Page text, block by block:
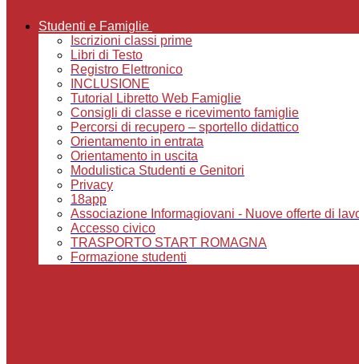
Studenti e Famiglie
Iscrizioni classi prime
Libri di Testo
Registro Elettronico
INCLUSIONE
Tutorial Libretto Web Famiglie
Consigli di classe e ricevimento famiglie
Percorsi di recupero – sportello didattico
Orientamento in entrata
Orientamento in uscita
Modulistica Studenti e Genitori
Privacy
18app
Associazione Informagiovani - Nuove offerte di
Accesso civico
TRASPORTO START ROMAGNA
Formazione studenti